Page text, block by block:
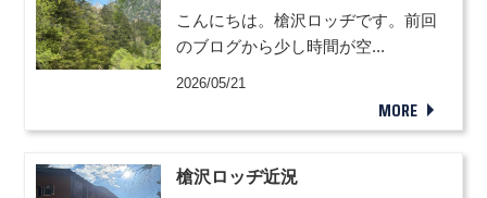
こんにちは。槍沢ロッヂです。前回
のブログから少し時間が空...
2026/05/21
MORE
槍沢ロッヂ近況